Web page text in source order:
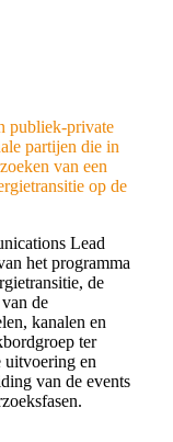
publiek-private
partijen die in
van een
op de
Lead
het programma
de
de
kanalen en
ter
uitvoering en
van de events